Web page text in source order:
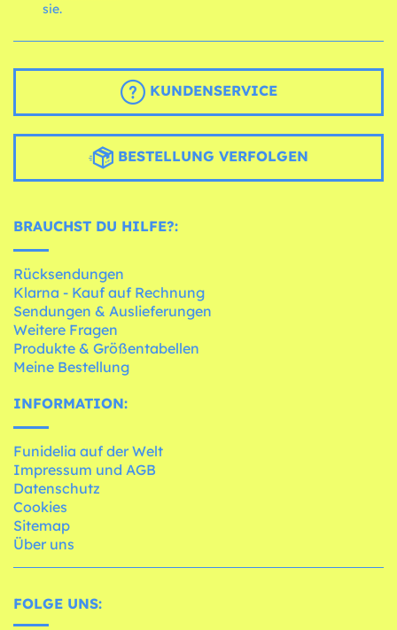
sie.
KUNDENSERVICE
BESTELLUNG VERFOLGEN
BRAUCHST DU HILFE?:
Rücksendungen
Klarna - Kauf auf Rechnung
Sendungen & Auslieferungen
Weitere Fragen
Produkte & Größentabellen
Meine Bestellung
INFORMATION:
Funidelia auf der Welt
Impressum und AGB
Datenschutz
Cookies
Sitemap
Über uns
FOLGE UNS: